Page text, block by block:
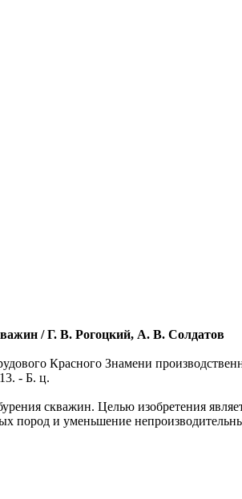
/ Г. В. Рогоцкий, А. В. Солдатов
Красного Знамени
- Б. ц.
скважин. Целью изобретения
пород и уменьшение